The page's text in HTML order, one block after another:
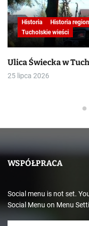
Historia Historia
Tucholskie wieści
Ulica Świecka w
25 lipca 2026
WSPÓŁPRACA
Social menu is not set.
Social Menu on Menu